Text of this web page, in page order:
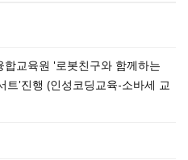
합교육원 '로봇친구와 함께하는
트'진행 (인성코딩교육-소바세 교